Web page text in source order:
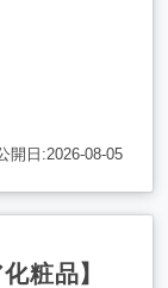
開日:2026-08-05
粧品】